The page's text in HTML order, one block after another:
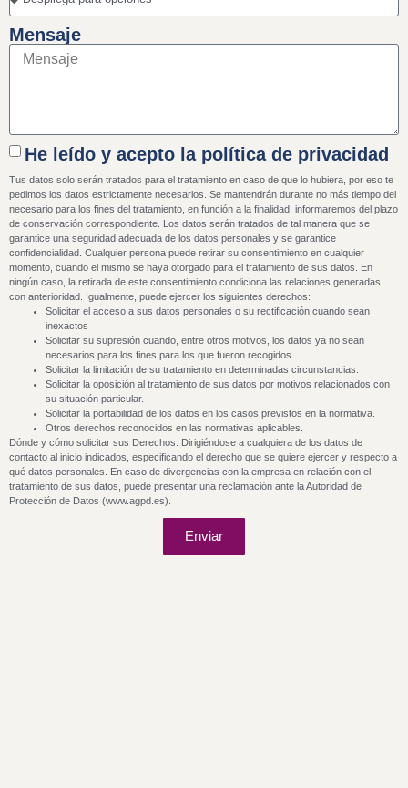
Mensaje
He leído y acepto la política de privacidad
Tus datos solo serán tratados para el tratamiento en caso de que lo hubiera, por eso te
pedimos los datos estrictamente necesarios. Se mantendrán durante no más tiempo del
necesario para los fines del tratamiento, en función a la finalidad, informaremos del plazo
de conservación correspondiente. Los datos serán tratados de tal manera que se
garantice una seguridad adecuada de los datos personales y se garantice
confidencialidad. Cualquier persona puede retirar su consentimiento en cualquier
momento, cuando el mismo se haya otorgado para el tratamiento de sus datos. En
ningún caso, la retirada de este consentimiento condiciona las relaciones generadas
con anterioridad. Igualmente, puede ejercer los siguientes derechos:
Solicitar el acceso a sus datos personales o su rectificación cuando sean
inexactos
Solicitar su supresión cuando, entre otros motivos, los datos ya no sean
necesarios para los fines para los que fueron recogidos.
Solicitar la limitación de su tratamiento en determinadas circunstancias.
Solicitar la oposición al tratamiento de sus datos por motivos relacionados con
su situación particular.
Solicitar la portabilidad de los datos en los casos previstos en la normativa.
Otros derechos reconocidos en las normativas aplicables.
Dónde y cómo solicitar sus Derechos: Dirigiéndose a cualquiera de los datos de
contacto al inicio indicados, especificando el derecho que se quiere ejercer y respecto a
qué datos personales. En caso de divergencias con la empresa en relación con el
tratamiento de sus datos, puede presentar una reclamación ante la Autoridad de
Protección de Datos (www.agpd.es).
Enviar